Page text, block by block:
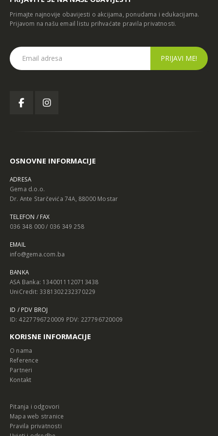
Primajte najnovije obavijesti o akcijama, ponudama i edukacijama.
Prijavom na našu email listu prihvaćate pravila privatnosti.
OSNOVNE INFORMACIJE
ADRESA
Gema d.o.o.
Dr. Ante Starčevića 74A, 88000 Mostar
TELEFON / FAX
036 348 000 / 036 349 258
EMAIL
info@gema.com.ba
BANKA
ASA Banka: 1340011120713438
UniCredit: 3381302232370229
ID / PDV BROJ
ID: 4227796720009 PDV: 227796720009
KORISNE INFORMACIJE
O nama
Reference
Partneri
Kontakt
Pitanja i odgovori
Mapa web stranice
Pravila privatnosti